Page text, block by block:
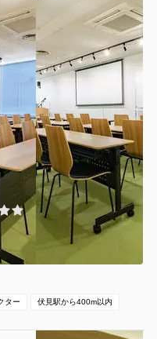
会議室Nuts
(0件)
区栄２丁目２−１
1〜48名
ター 伏見駅から400m以内